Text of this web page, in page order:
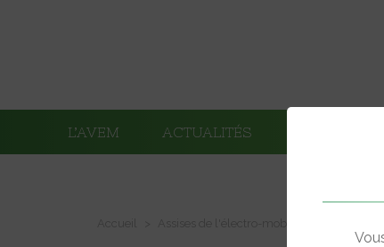
L’AVEM ACTUALITÉS